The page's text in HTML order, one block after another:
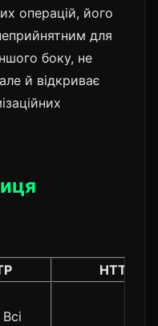
операцій, його
для
боку, не
й відкриває
HTTPS